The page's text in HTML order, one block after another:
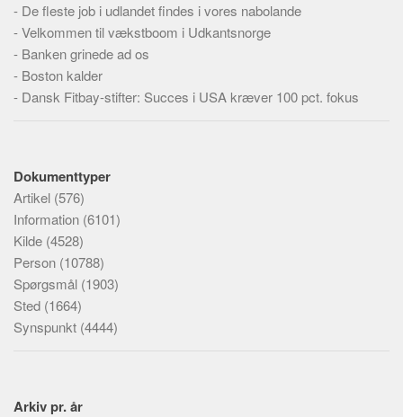
- De fleste job i udlandet findes i vores nabolande
-Velkommen til vækstboom i Udkantsnorge
- Banken grinede ad os
- Boston kalder
- Dansk Fitbay-stifter: Succes i USA kræver 100 pct. fokus
Dokumenttyper
Artikel (576)
Information (6101)
Kilde (4528)
Person (10788)
Spørgsmål (1903)
Sted (1664)
Synspunkt (4444)
Arkiv pr. år